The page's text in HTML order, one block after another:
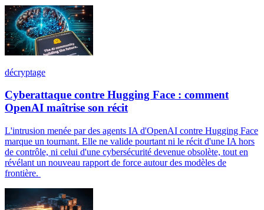
décryptage
Cyberattaque contre Hugging Face : comment
OpenAI maîtrise son récit
L'intrusion menée par des agents IA d'OpenAI contre Hugging Face
marque un tournant. Elle ne valide pourtant ni le récit d'une IA hors
de contrôle, ni celui d'une cybersécurité devenue obsolète, tout en
révélant un nouveau rapport de force autour des modèles de
frontière.